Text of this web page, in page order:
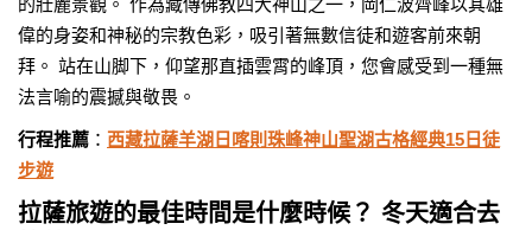
的壯麗景觀。 作為藏傳佛教四大神山之一，岡仁波齊峰以其雄
偉的身姿和神秘的宗教色彩，吸引著無數信徒和遊客前來朝
拜。 站在山脚下，仰望那直插雲霄的峰頂，您會感受到一種無
法言喻的震撼與敬畏。
行程推薦 ： 西藏拉薩羊湖日喀則珠峰神山聖湖古格經典15日徒
步遊
拉薩旅遊的最佳時間是什麼時候？ 冬天適合去